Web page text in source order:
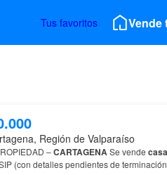
Tus favoritos Vende
Región de Valparaíso
–CARTAGENASe vende casa
(con detalles pendientes de